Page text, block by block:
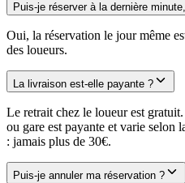
Puis-je réserver à la dernière
Oui, la réservation le jour même
des loueurs.
La livraison est-elle payante ?
Le retrait chez le loueur est
ou gare est payante et varie selon
: jamais plus de 30€.
Puis-je annuler ma réservation ?